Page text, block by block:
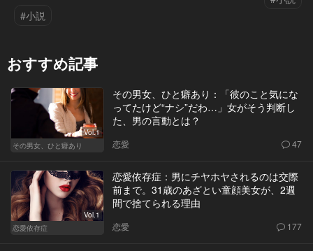
#小説
おすすめ記事
Vol.1
その男女、ひと癖あり
その男女、ひと癖あり：「彼のこと気にな
ってたけど“ナシ”だわ…」女がそう判断し
た、男の言動とは？
恋愛 47
Vol.1
恋愛依存症
恋愛依存症：男にチヤホヤされるのは交際
前まで。31歳のあざとい童顔美女が、2週
間で捨てられる理由
恋愛 177